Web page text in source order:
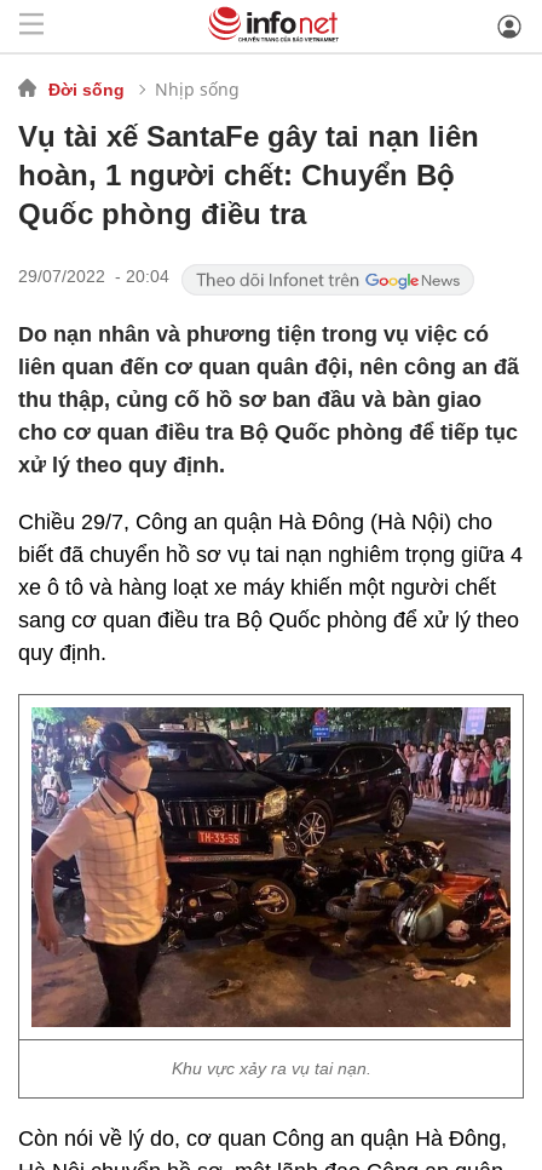
Đời sống Nhịp sống
Vụ tài xế SantaFe gây tai nạn liên
hoàn, 1 người chết: Chuyển Bộ
Quốc phòng điều tra
29/07/2022 - 20:04
Do nạn nhân và phương tiện trong vụ việc có
liên quan đến cơ quan quân đội, nên công an đã
thu thập, củng cố hồ sơ ban đầu và bàn giao
cho cơ quan điều tra Bộ Quốc phòng để tiếp tục
xử lý theo quy định.
Chiều 29/7, Công an quận Hà Đông (Hà Nội) cho
biết đã chuyển hồ sơ vụ tai nạn nghiêm trọng giữa 4
xe ô tô và hàng loạt xe máy khiến một người chết
sang cơ quan điều tra Bộ Quốc phòng để xử lý theo
quy định.
Khu vực xảy ra vụ tai nạn.
Còn nói về lý do, cơ quan Công an quận Hà Đông,